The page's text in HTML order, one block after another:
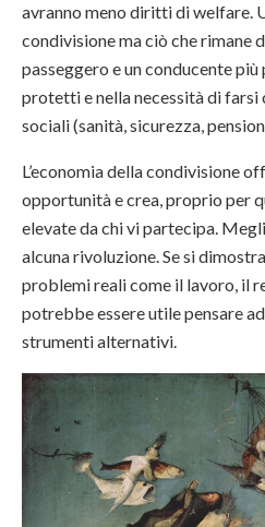
avranno meno diritti di welfare.
condivisione ma ciò che rimane
passeggero e un conducente
protetti e nella necessità di
sociali (sanità, sicurezza,
L’economia della condivisione
opportunità e crea, proprio per
elevate da chi vi partecipa.
alcuna rivoluzione. Se si
problemi reali come il lavoro, il
potrebbe essere utile pensare
strumenti alternativi.